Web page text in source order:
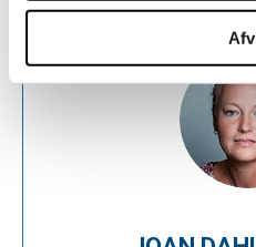
for sociale medier,
analysepartnere. Vores
data med andre oplysninger,
de har indsamlet fra din brug